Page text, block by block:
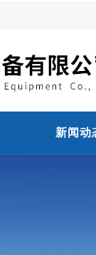
新闻动